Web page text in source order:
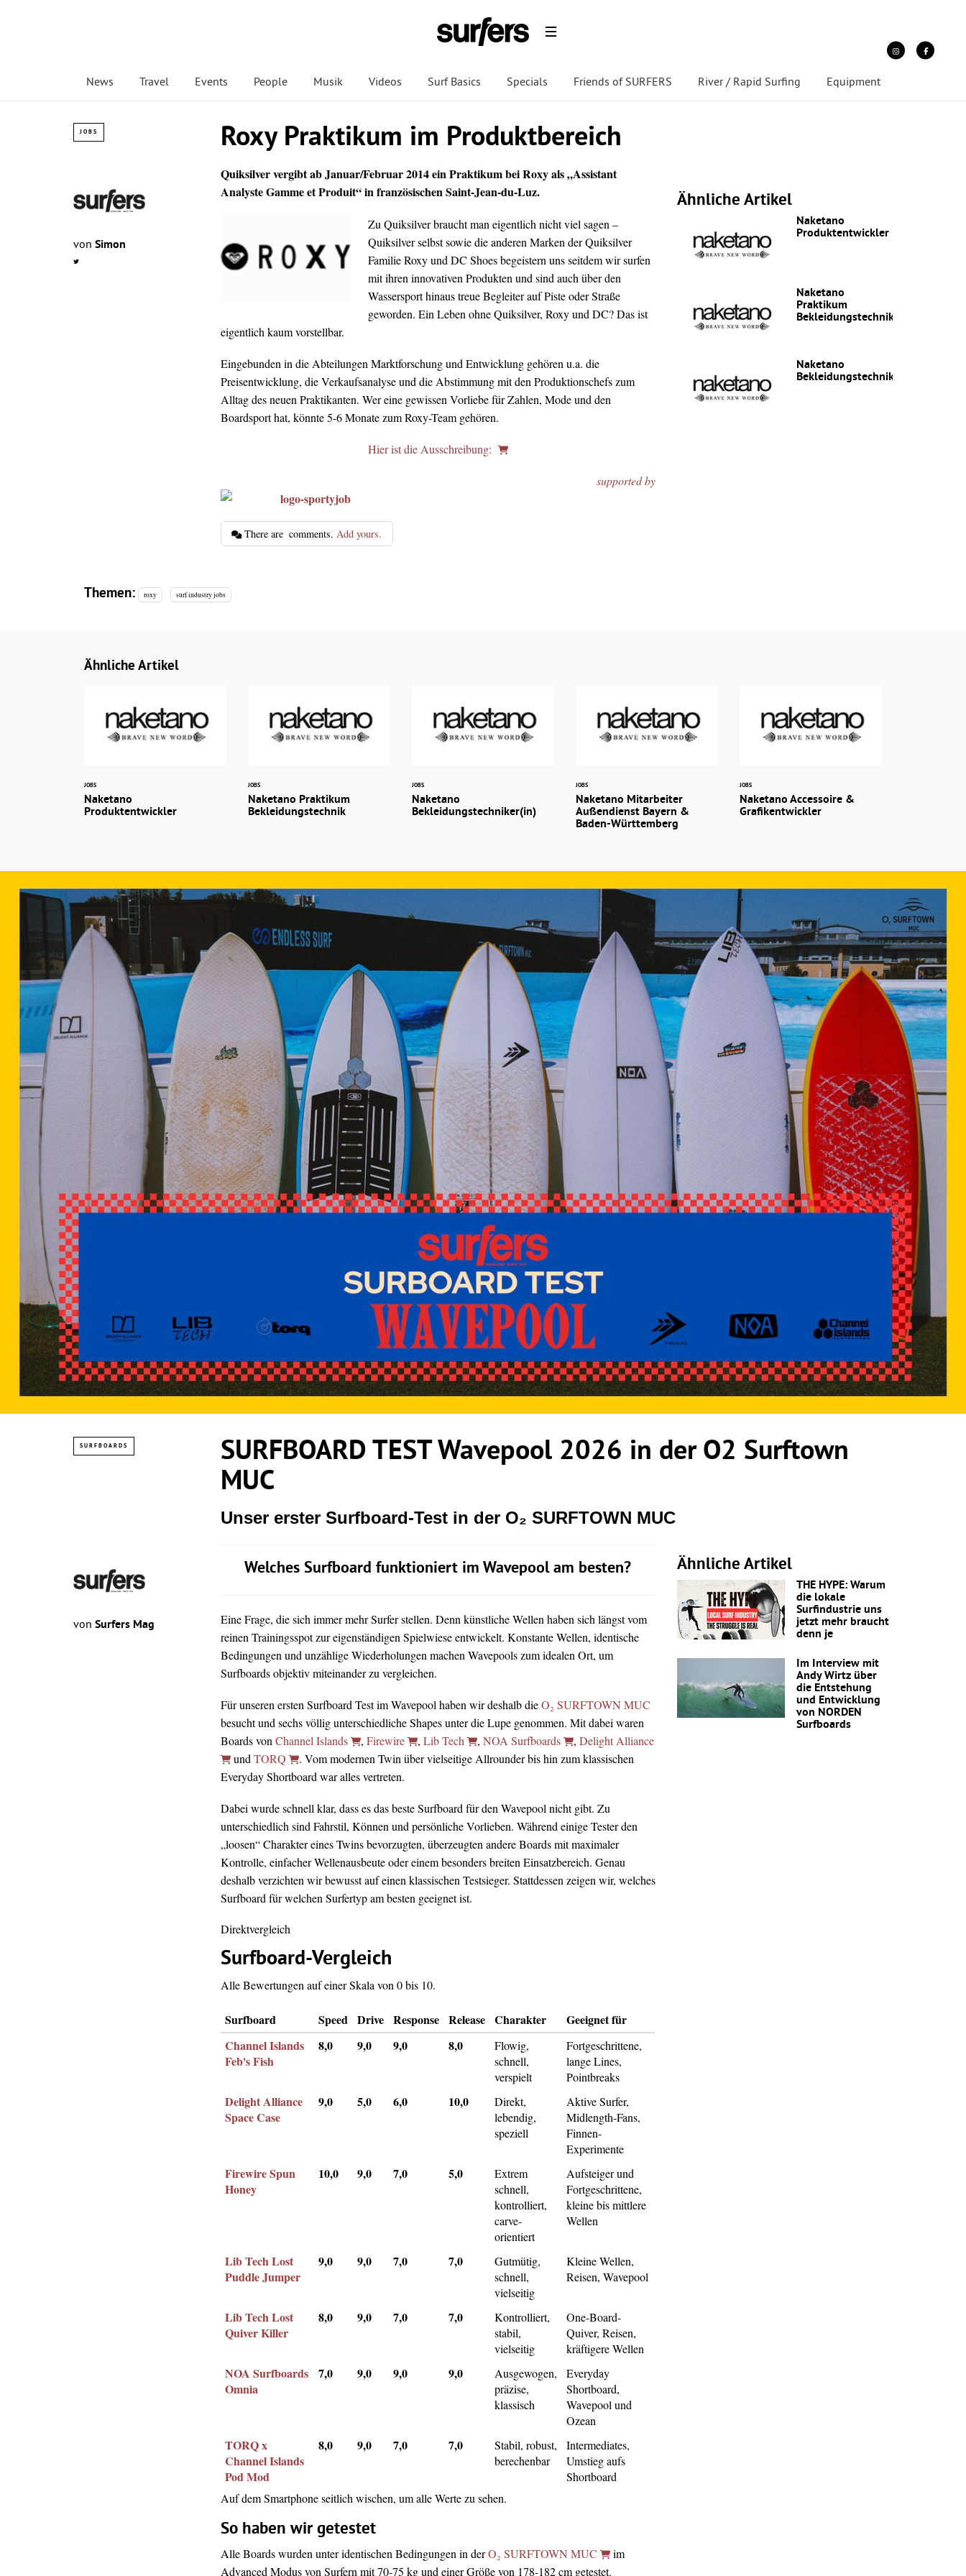
News Travel Events People Musik Videos Surf Basics Specials Friends of SURFERS River / Rapid Surfing Equipment
JOBS Roxy Praktikum im Produktbereich
von Simon
Quiksilver vergibt ab Januar/Februar 2014 ein Praktikum bei Roxy als „Assistant
Analyste Gamme et Produit“ in französischen Saint-Jean-du-Luz.
Zu Quiksilver braucht man eigentlich nicht viel sagen –
Quiksilver selbst sowie die anderen Marken der Quiksilver
Familie Roxy und DC Shoes begeistern uns seitdem wir surfen
mit ihren innovativen Produkten und sind auch über den
Wassersport hinaus treue Begleiter auf Piste oder Straße
geworden. Ein Leben ohne Quiksilver, Roxy und DC? Das ist
eigentlich kaum vorstellbar.
Eingebunden in die Abteilungen Marktforschung und Entwicklung gehören u.a. die
Preisentwicklung, die Verkaufsanalyse und die Abstimmung mit den Produktionschefs zum
Alltag des neuen Praktikanten. Wer eine gewissen Vorliebe für Zahlen, Mode und den
Boardsport hat, könnte 5-6 Monate zum Roxy-Team gehören.
Hier ist die Ausschreibung:
supported by
Ähnliche Artikel
Naketano
Produktentwickler
Naketano
Praktikum
Bekleidungstechnik
Naketano
Bekleidungstechniker(in)
There are comments. Add yours.
Themen: roxy surf industry jobs
Ähnliche Artikel
JOBS
Naketano
Produktentwickler
JOBS
Naketano Praktikum
Bekleidungstechnik
JOBS
Naketano
Bekleidungstechniker(in)
JOBS
Naketano Mitarbeiter
Außendienst Bayern &
Baden-Württemberg
JOBS
Naketano Accessoire &
Grafikentwickler
SURFBOARDS
SURFBOARD TEST Wavepool 2026 in der O2 Surftown
MUC
Unser erster Surfboard-Test in der O₂ SURFTOWN MUC
von Surfers Mag
Welches Surfboard funktioniert im Wavepool am besten?
Eine Frage, die sich immer mehr Surfer stellen. Denn künstliche Wellen haben sich längst vom
reinen Trainingsspot zur eigenständigen Spielwiese entwickelt. Konstante Wellen, identische
Bedingungen und unzählige Wiederholungen machen Wavepools zum idealen Ort, um
Surfboards objektiv miteinander zu vergleichen.
Für unseren ersten Surfboard Test im Wavepool haben wir deshalb dieO₂ SURFTOWN MUC
besucht und sechs völlig unterschiedliche Shapes unter die Lupe genommen. Mit dabei waren
Boards von Channel Islands , Firewire , Lib Tech , NOA Surfboards , Delight Alliance
und TORQ
. Vom modernen Twin über vielseitige Allrounder bis hin zum klassischen
Everyday Shortboard war alles vertreten.
Dabei wurde schnell klar, dass es das beste Surfboard für den Wavepool nicht gibt. Zu
unterschiedlich sind Fahrstil, Können und persönliche Vorlieben. Während einige Tester den
„loosen“ Charakter eines Twins bevorzugten, überzeugten andere Boards mit maximaler
Kontrolle, einfacher Wellenausbeute oder einem besonders breiten Einsatzbereich. Genau
deshalb verzichten wir bewusst auf einen klassischen Testsieger. Stattdessen zeigen wir, welches
Surfboard für welchen Surfertyp am besten geeignet ist.
Direktvergleich
Surfboard-Vergleich
Alle Bewertungen auf einer Skala von 0 bis 10.
Surfboard Speed Drive Response Release Charakter
Geeignet für
Channel Islands
Feb's Fish
8,0 9,0 9,0 8,0
Flowig,
schnell,
verspielt
Fortgeschrittene,
lange Lines,
Pointbreaks
Delight Alliance
Space Case
9,0 5,0 6,0 10,0
Direkt,
lebendig,
speziell
Aktive Surfer,
Midlength-Fans,
Finnen-
Experimente
Firewire Spun
Honey
10,0 9,0 7,0 5,0
Extrem
schnell,
kontrolliert,
carve-
orientiert
Aufsteiger und
Fortgeschrittene,
kleine bis mittlere
Wellen
Lib Tech Lost
Puddle Jumper
9,0 9,0 7,0 7,0
Gutmütig,
schnell,
vielseitig
Kleine Wellen,
Reisen, Wavepool
Lib Tech Lost
Quiver Killer
8,0 9,0 7,0 7,0
Kontrolliert,
stabil,
vielseitig
One-Board-
Quiver, Reisen,
kräftigere Wellen
NOA Surfboards
Omnia
7,0 9,0 9,0 9,0
Ausgewogen,
präzise,
klassisch
Everyday
Shortboard,
Wavepool und
Ozean
TORQ x
Channel Islands
Pod Mod
8,0 9,0 7,0 7,0
Stabil, robust,
berechenbar
Intermediates,
Umstieg aufs
Shortboard
Auf dem Smartphone seitlich wischen, um alle Werte zu sehen.
So haben wir getestet
Alle Boards wurden unter identischen Bedingungen in derO₂ SURFTOWN MUC
im
Advanced Modus von Surfern mit 70-75 kg und einer Größe von 178-182 cm getestet.
Ähnliche Artikel
THE HYPE: Warum
die lokale
Surfindustrie uns
jetzt mehr braucht
denn je
Im Interview mit
Andy Wirtz über
die Entstehung
und Entwicklung
von NORDEN
Surfboards